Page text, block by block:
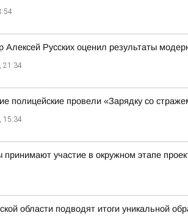
Алексей Русских оценил результаты
21:34
полицейские провели «Зарядку со
15:34
принимают участие в окружном этапе
области подводят итоги уникальной